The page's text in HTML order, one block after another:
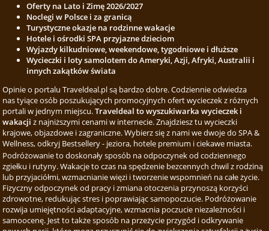
Oferty na Lato i Zimę 2026/2027
Noclegi w Polsce i za granicą
Turystyczne okazje na rodzinne wakacje
Hotele i ośrodki SPA przyjazne dzieciom
Wyjazdy kilkudniowe, weekendowe, tygodniowe i dłuższe
Wycieczki i loty samolotem do Ameryki, Azji, Afryki, Australii i
innych zakątków świata
Opinie o portalu Traveldeal.pl są bardzo dobre. Codziennie odwiedza
nas tyiące osób poszukujących promocyjnych ofert wycieczek z różnych
portali w jednym miejscu.Traveldeal to wyszukiwarka wycieczek i
wakacji z najniższymi cenami w internecie. Znajdziesz tu wycieczki
krajowe, objazdowe i zagraniczne. Wybierz się z nami we dwoje do SPA &
Wellness, odkryj Bestsellery - jeziora, hotele premium i ciekawe miasta.
Podróżowanie to doskonały sposób na odpoczynek od codziennego
zgiełku i rutyny. Wakacje to czas na spędzenie bezcennych chwil z rodziną
lub przyjaciółmi, wzmacnianie więzi i tworzenie wspomnień na całe życie.
Fizyczny odpoczynek od pracy i zmiana otoczenia przynoszą korzyści
zdrowotne, redukując stres i poprawiając samopoczucie. Podróżowanie
rozwija umiejętności adaptacyjne, wzmacnia poczucie niezależności i
samoocenę. Jest to także sposób na przeżycie przygód i odkrywanie